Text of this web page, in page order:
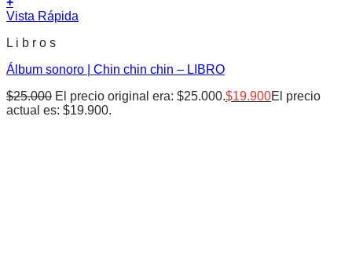
Vista Rápida
L i b r o s
Álbum sonoro | Chin chin chin – LIBRO
$25.000 El precio original era: $25.000.$19.900El precio
actual es: $19.900.